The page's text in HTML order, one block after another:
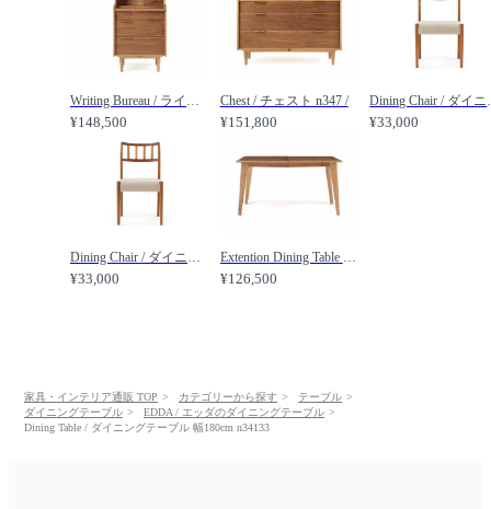
Writing Bureau / ライティングビューロー n348 /
¥148,500
Chest / チェスト n347 /
¥151,800
Dining
¥33,000
Dining Chair / ダイニングチェア n343 /
¥33,000
Extention Dining Table / エクステンション ダイニングテーブル n345 /
¥126,500
家具・インテリア通販 TOP カテゴリーから探す
テーブル
ダイニングテーブル
EDDA / エッダのダイニングテーブル
Dining Table / ダイニングテーブル 幅180cm n34133